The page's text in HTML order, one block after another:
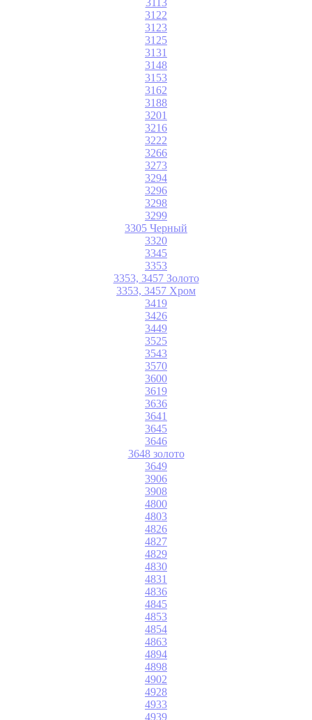
3122
3123
3125
3131
3148
3153
3162
3188
3201
3216
3222
3266
3273
3294
3296
3298
3299
3305 Черный
3320
3345
3353
3353, 3457 Золото
3353, 3457 Хром
3419
3426
3449
3525
3543
3570
3600
3619
3636
3641
3645
3646
3648 золото
3649
3906
3908
4800
4803
4826
4827
4829
4830
4831
4836
4845
4853
4854
4863
4894
4898
4902
4928
4933
4939